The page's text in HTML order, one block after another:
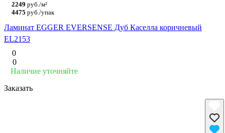
2249 руб./м²
4475 руб./упак
Ламинат EGGER EVERSENSE Дуб Каселла коричневый
EL2153
0
0
Наличие уточняйте
Заказать